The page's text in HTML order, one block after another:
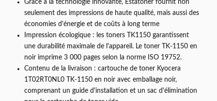
Grâce à la technologie innovante, Estatoner fournit non
seulement des impressions de haute qualité, mais aussi des
économies d'énergie et de coûts à long terme
Impression écologique : les toners TK1150 garantissent
une durabilité maximale de l'appareil. Le toner TK-1150 en
noir imprime 3 000 pages selon la norme ISO 19752.
Contenu de la livraison : cartouche de toner Kyocera
1T02RT0NL0 TK-1150 en noir avec emballage noir,
comprenant un guide d'installation et un sac d'élimination